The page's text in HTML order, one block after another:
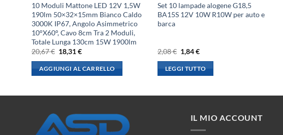
10 Moduli Mattone LED 12V 1,5W
190lm 50×32×15mm Bianco Caldo
3000K IP67, Angolo Asimmetrico
10°X60°, Cavo 8cm Tra 2 Moduli,
Totale Lunga 130cm 15W 1900lm
20,67€ Il
prezzo
originale
era:
18,31€Il
attuale
è:
AGGIUNGI AL CARRELLO
Set 10 lampade alogene G18,5
BA15S 12V 10W R10W per auto e
barca
2,08€ Il
prezzo
originale
era:
1,84€Il
attuale
è:
LEGGI TUTTO
IL MIO ACCOUNT